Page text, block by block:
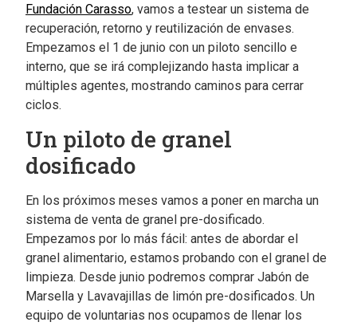
Fundación Carasso, vamos a testear un sistema de
recuperación, retorno y reutilización de envases.
Empezamos el 1 de junio con un piloto sencillo e
interno, que se irá complejizando hasta implicar a
múltiples agentes, mostrando caminos para cerrar
ciclos.
Un piloto de granel
dosificado
En los próximos meses vamos a poner en marcha un
sistema de venta de granel pre-dosificado.
Empezamos por lo más fácil: antes de abordar el
granel alimentario, estamos probando con el granel de
limpieza. Desde junio podremos comprar Jabón de
Marsella y Lavavajillas de limón pre-dosificados. Un
equipo de voluntarias nos ocupamos de llenar los